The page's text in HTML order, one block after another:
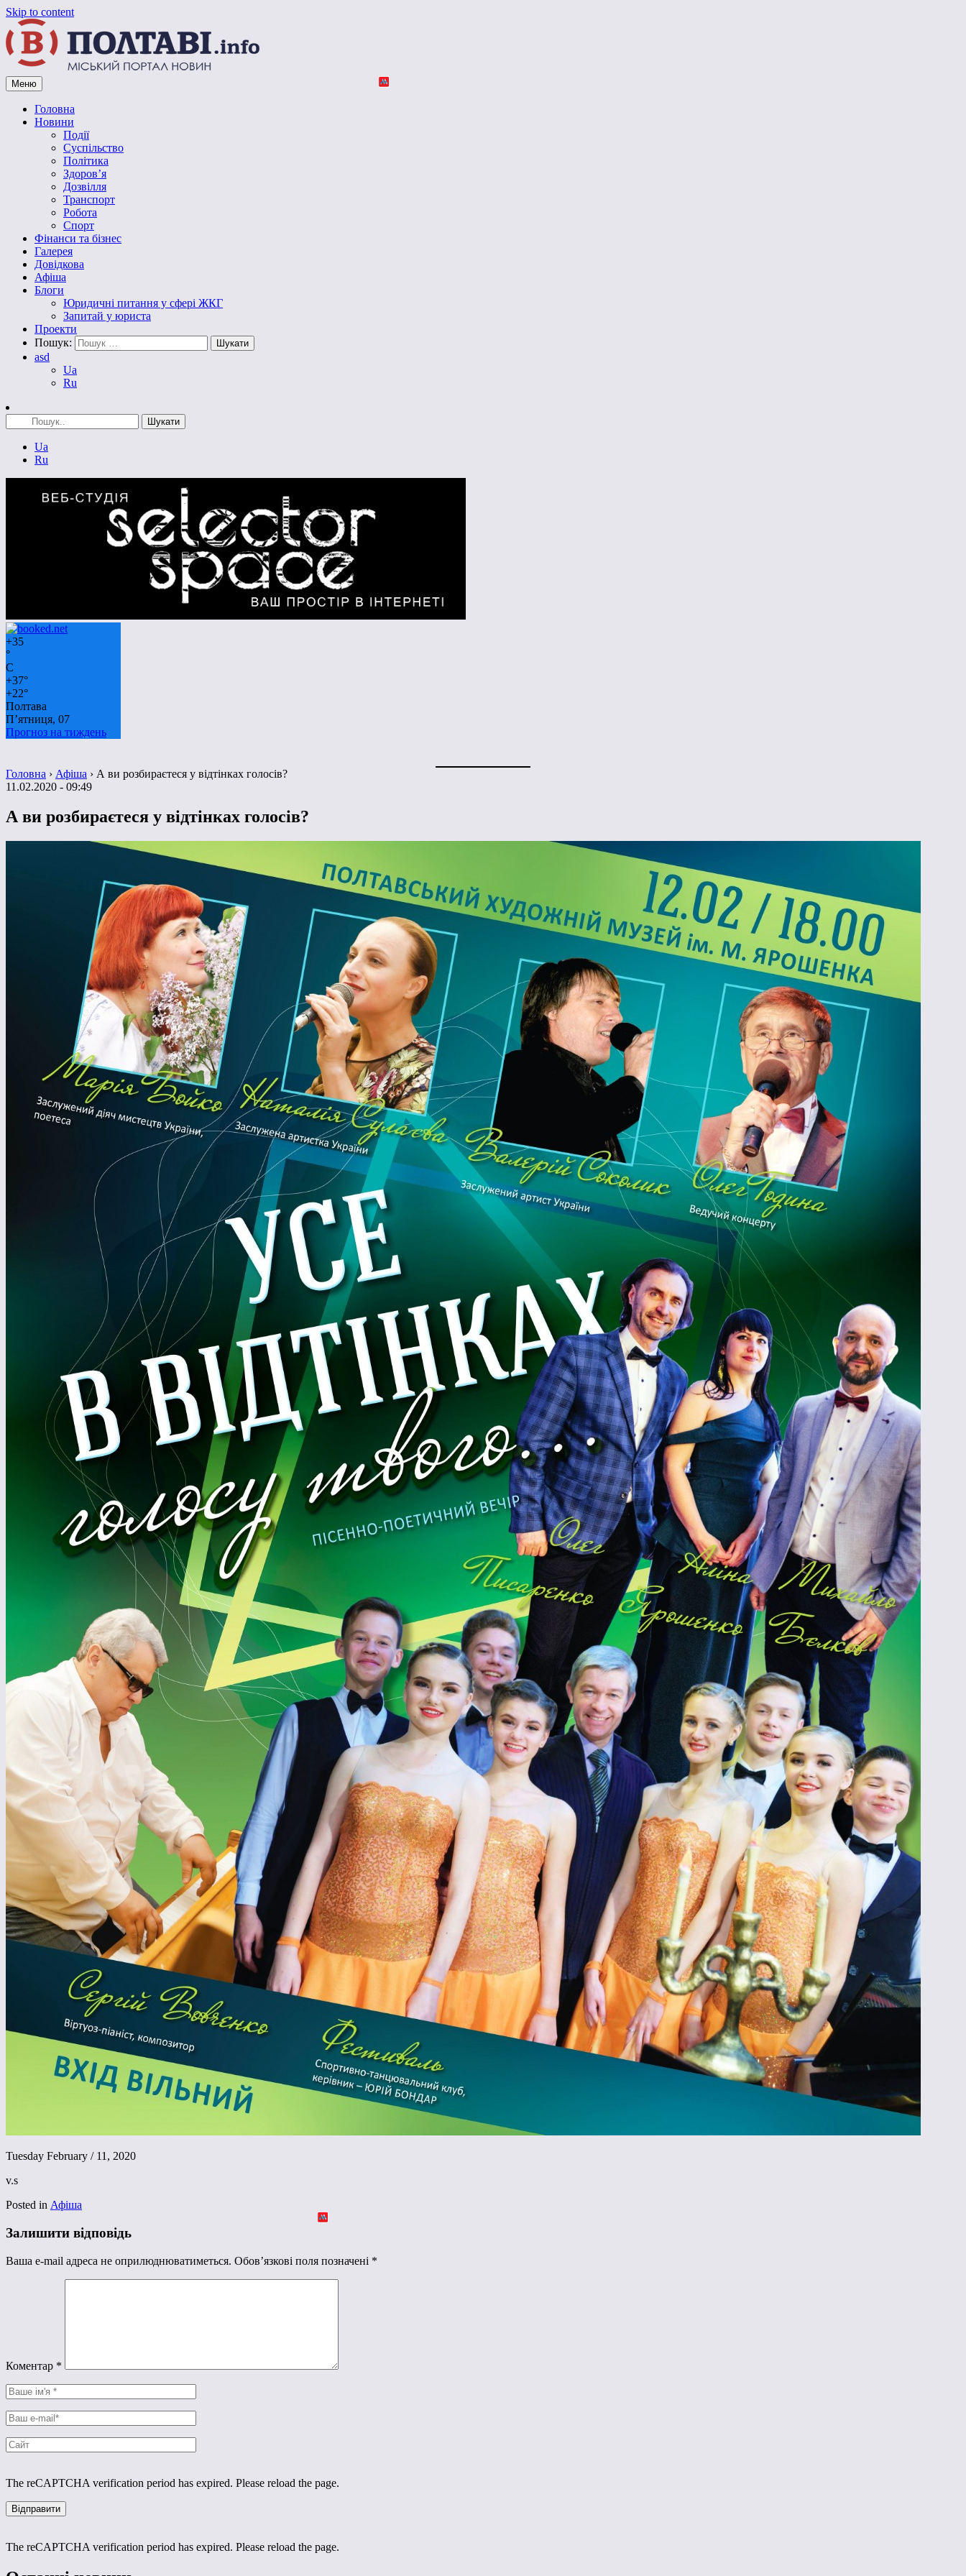
Skip to content
Vpoltave.info
Полтавський портал новин
Меню
Головна
Новини
Події
Суспільство
Політика
Здоров’я
Дозвілля
Транспорт
Робота
Спорт
Фінанси та бізнес
Галерея
Довідкова
Афіша
Блоги
Юридичні питання у сфері ЖКГ
Запитай у юриста
Проекти
Пошук:
asd
Ua
Ru
Ua
Ru
+35
°
C
+37°
+22°
Полтава
П’ятниця, 07
Прогноз на тиждень
Головна › Афіша › А ви розбираєтеся у відтінках голосів?
11.02.2020 - 09:49
А ви розбираєтеся у відтінках голосів?
Tuesday February / 11, 2020
v.s
Posted in Афіша
Залишити відповідь
Ваша e-mail адреса не оприлюднюватиметься. Обов’язкові поля позначені *
Коментар *
The reCAPTCHA verification period has expired. Please reload the page.
The reCAPTCHA verification period has expired. Please reload the page.